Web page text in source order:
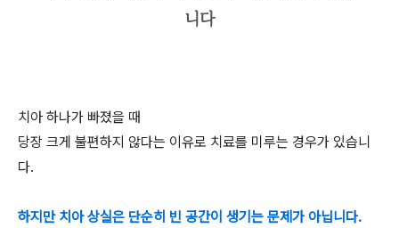
니다
치아 하나가 빠졌을 때
당장 크게 불편하지 않다는 이유로 치료를 미루는 경우가 있습니
다.
하지만 치아 상실은 단순히 빈 공간이 생기는 문제가 아닙니다.